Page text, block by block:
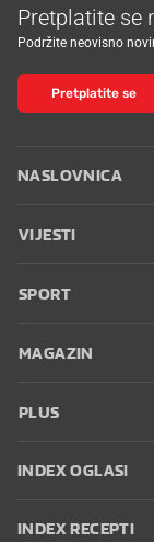
Pretplatite se
Podržite neovisno
Pretplatite se
NASLOVNICA
VIJESTI
SPORT
MAGAZIN
PLUS
INDEX OGLASI
INDEX RECEPTI